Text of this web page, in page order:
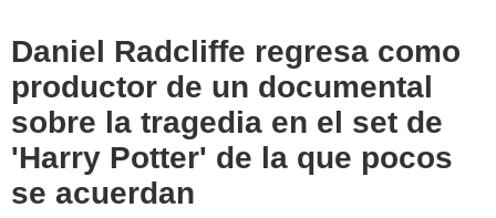
Daniel Radcliffe regresa como
productor de un documental
sobre la tragedia en el set de
'Harry Potter' de la que pocos
se acuerdan
Google